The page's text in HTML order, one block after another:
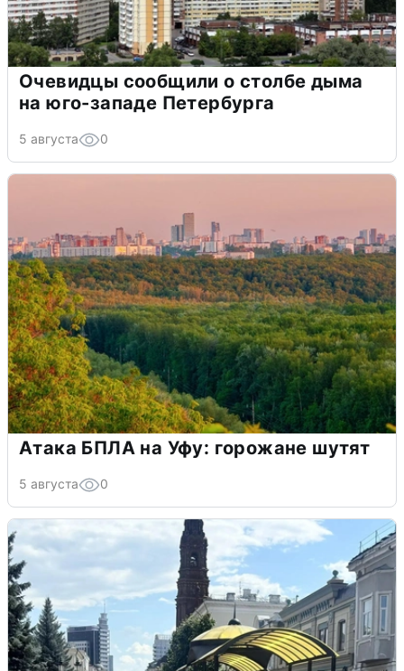
Очевидцы сообщили о столбе дыма
на юго-западе Петербурга
5 августа 0
Атака БПЛА на Уфу: горожане шутят
5 августа 0